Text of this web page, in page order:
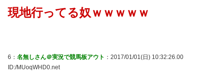
現地行ってる奴ｗｗｗｗｗ
6： 名無しさん＠実況で競馬板アウト ：2017/01/01(日) 10:32:26.00
ID:/MUoqWHD0.net